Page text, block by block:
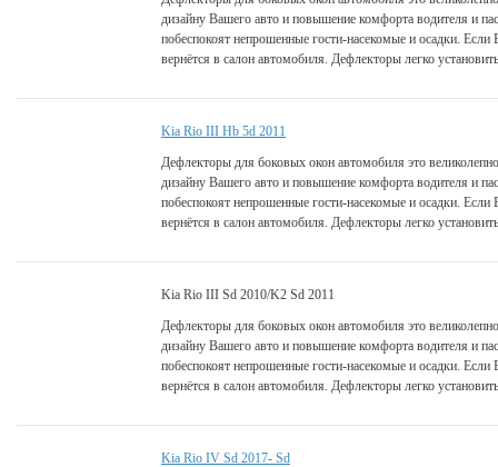
дизайну Вашего авто и повышение комфорта водителя и
побеспокоят непрошенные гости-насекомые и осадки.
вернётся в салон автомобиля. Дефлекторы легко
Kia Rio III Hb 5d 2011
Дефлекторы для боковых окон автомобиля это
дизайну Вашего авто и повышение комфорта водителя и
побеспокоят непрошенные гости-насекомые и осадки.
вернётся в салон автомобиля. Дефлекторы легко
Kia Rio III Sd 2010/K2 Sd 2011
Дефлекторы для боковых окон автомобиля это
дизайну Вашего авто и повышение комфорта водителя и
побеспокоят непрошенные гости-насекомые и осадки.
вернётся в салон автомобиля. Дефлекторы легко
Kia Rio IV Sd 2017- Sd